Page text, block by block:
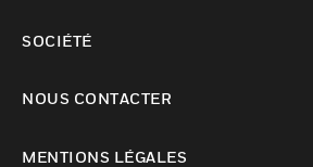
SOCIÉTÉ
NOUS CONTACTER
MENTIONS LÉGALES